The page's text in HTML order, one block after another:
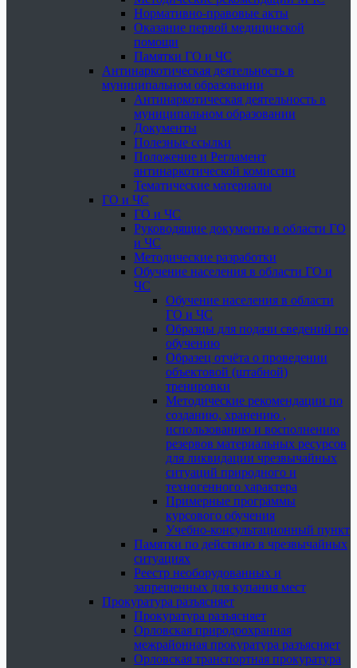
Нормативно-правовые акты
Оказание первой медицинской
помощи
Памятки ГО и ЧС
Антинаркотическая деятельность в
муниципальном образовании
Антинаркотическая деятельность в
муниципальном образовании
Документы
Полезные ссылки
Положение и Регламент
антинаркотической комиссии
Тематические материалы
ГО и ЧС
ГО и ЧС
Руководящие документы в области ГО
и ЧС
Методические разработки
Обучение населения в области ГО и
ЧС
Обучение населения в области
ГО и ЧС
Образцы для подачи сведений по
обучению
Образец отчёта о проведении
объектовой (штабной)
тренировки
Методические рекомендации по
созданию, хранению ,
использованию и восполнению
резервов материальных ресурсов
для ликвидации чрезвычайных
ситуаций природного и
техногенного характера
Примерные программы
курсового обучения
Учебно-консультационный пункт
Памятки по действию в чрезвычайных
ситуациях
Реестр необорудованных и
запрещенных для купания мест
Прокуратура разъясняет
Прокуратура разъясняет
Орловская природоохранная
межрайонная прокуратура разъясняет
Орловская транспортная прокуратура